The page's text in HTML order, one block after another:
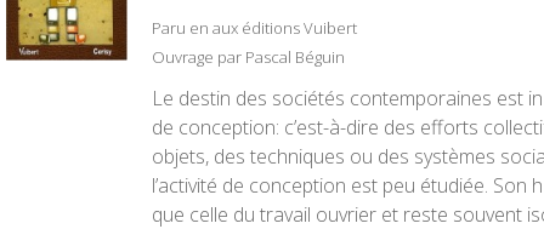
Paru en aux éditions Vuibert
Ouvrage par Pascal Béguin
Le destin des sociétés contemporaines est
de conception: c’est-à-dire des efforts
objets, des techniques ou des systèmes
l’activité de conception est peu étudiée. Son
que celle du travail ouvrier et reste souvent